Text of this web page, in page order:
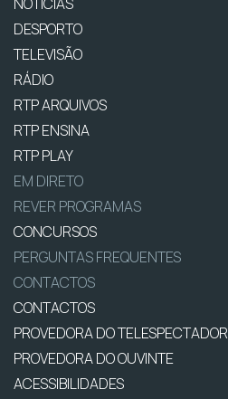
DESPORTO
TELEVISÃO
RÁDIO
RTP ARQUIVOS
RTP ENSINA
RTP PLAY
EM DIRETO
REVER PROGRAMAS
CONCURSOS
PERGUNTAS FREQUENTES
CONTACTOS
CONTACTOS
PROVEDORA DO TELESPECTADOR
PROVEDORA DO OUVINTE
ACESSIBILIDADES